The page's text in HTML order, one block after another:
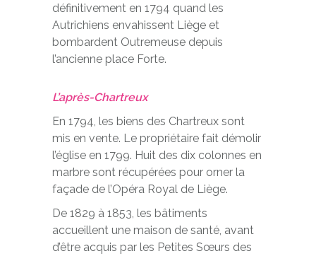
définitivement en 1794 quand les
Autrichiens envahissent Liège et
bombardent Outremeuse depuis
l’ancienne place Forte.
L’après-Chartreux
En 1794, les biens des Chartreux sont
mis en vente. Le propriétaire fait démolir
l’église en 1799. Huit des dix colonnes en
marbre sont récupérées pour orner la
façade de l’Opéra Royal de Liège.
De 1829 à 1853, les bâtiments
accueillent une maison de santé, avant
d’être acquis par les Petites Sœurs des